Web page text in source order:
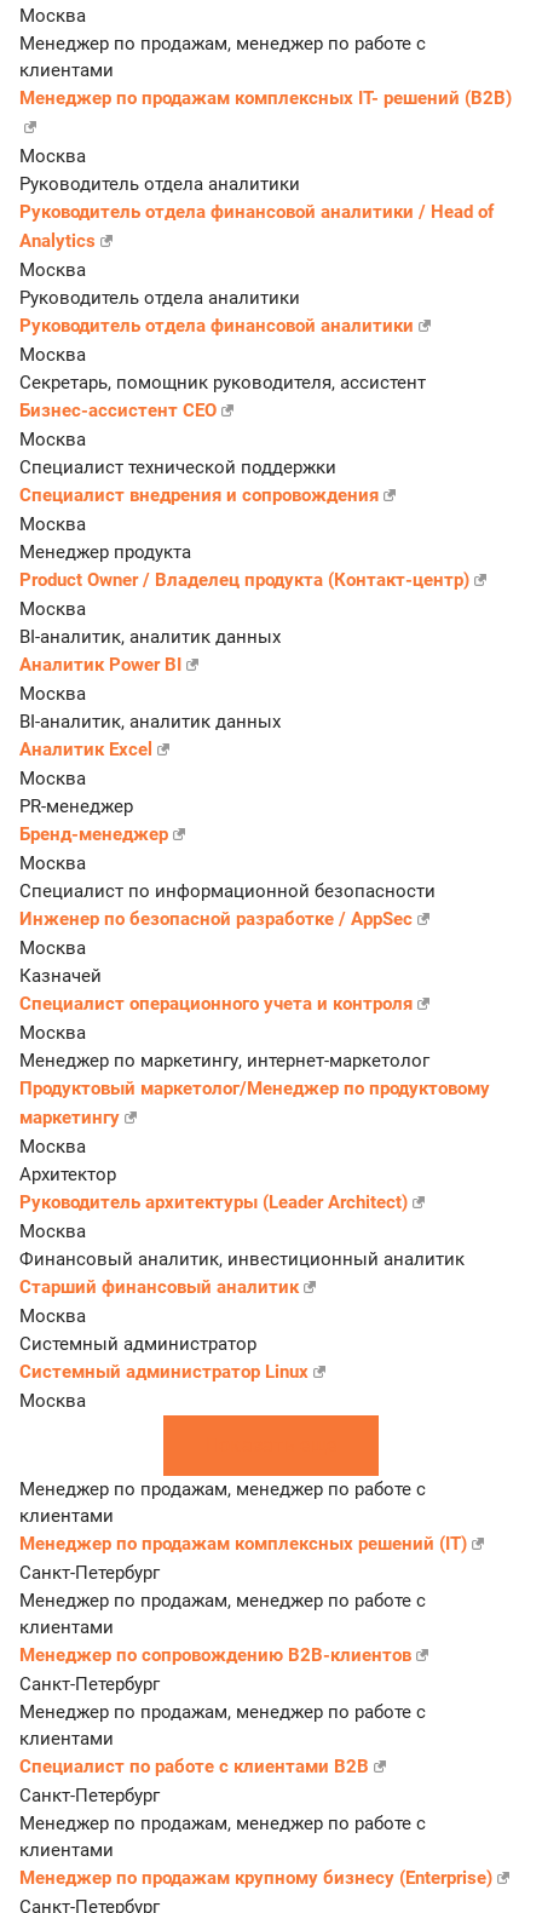
Москва
Менеджер по продажам, менеджер по работе с
клиентами
Менеджер по продажам комплексных IT- решений (В2В)
Москва
Руководитель отдела аналитики
Руководитель отдела финансовой аналитики / Head of
Analytics
Москва
Руководитель отдела аналитики
Руководитель отдела финансовой аналитики
Москва
Секретарь, помощник руководителя, ассистент
Бизнес-ассистент CEO
Москва
Специалист технической поддержки
Специалист внедрения и сопровождения
Москва
Менеджер продукта
Product Owner / Владелец продукта (Контакт-центр)
Москва
BI-аналитик, аналитик данных
Аналитик Power BI
Москва
BI-аналитик, аналитик данных
Аналитик Excel
Москва
PR-менеджер
Бренд-менеджер
Москва
Специалист по информационной безопасности
Инженер по безопасной разработке / AppSec
Москва
Казначей
Специалист операционного учета и контроля
Москва
Менеджер по маркетингу, интернет-маркетолог
Продуктовый маркетолог/Менеджер по продуктовому
маркетингу
Москва
Архитектор
Руководитель архитектуры (Leader Architect)
Москва
Финансовый аналитик, инвестиционный аналитик
Старший финансовый аналитик
Москва
Системный администратор
Системный администратор Linux
Москва
Менеджер по продажам, менеджер по работе с
клиентами
Менеджер по продажам комплексных решений (IT)
Санкт-Петербург
Менеджер по продажам, менеджер по работе с
клиентами
Менеджер по сопровождению B2B-клиентов
Санкт-Петербург
Менеджер по продажам, менеджер по работе с
клиентами
Специалист по работе с клиентами B2B
Санкт-Петербург
Менеджер по продажам, менеджер по работе с
клиентами
Менеджер по продажам крупному бизнесу (Enterprise)
Санкт-Петербург